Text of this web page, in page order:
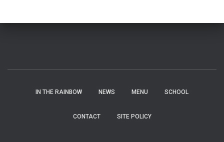
IN THE RAINBOW NEWS MENU SCHOOL
CONTACT SITE POLICY